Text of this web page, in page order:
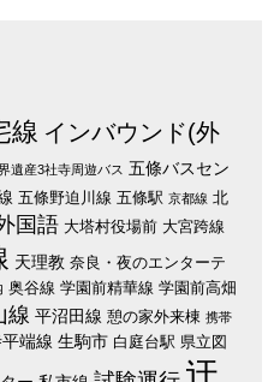
線 インバウンド(外
遺産3社寺周遊バス 五條バスセン
五條野迫川線 五條駅 京都線 北
国語 大塔村役場前 大宮跨線
天理教 奈良・夜のエンターテ
奥谷線 学園前精華線 学園前高畑
線 平沼田線 憩の家外来棟 携帯
端線 生駒市 白庭台駅 県立図